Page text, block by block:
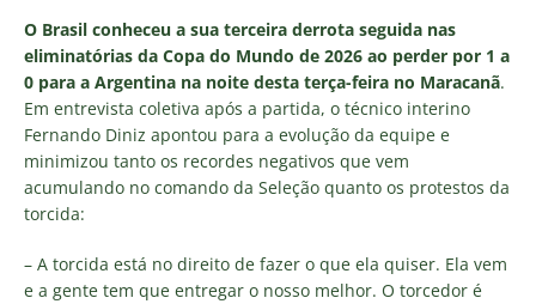
O Brasil conheceu a sua terceira derrota seguida nas
eliminatórias da Copa do Mundo de 2026 ao perder por 1 a
0 para a Argentina na noite desta terça-feira no Maracanã.
Em entrevista coletiva após a partida, o técnico interino
Fernando Diniz apontou para a evolução da equipe e
minimizou tanto os recordes negativos que vem
acumulando no comando da Seleção quanto os protestos da
torcida:
– A torcida está no direito de fazer o que ela quiser. Ela vem
e a gente tem que entregar o nosso melhor. O torcedor é